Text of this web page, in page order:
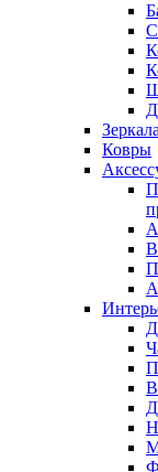
Зеркала
Ковры